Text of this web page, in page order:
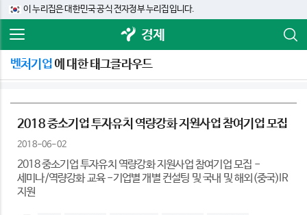
이 누리집은 대한민국 공식 전자정부 누리집입니다.
경제
벤처기업에 대한 태그클라우드
2018 중소기업 투자유치 역량강화 지원사업 참여기업 모집
2018-06-02
2018 중소기업 투자유치 역량강화 지원사업 참여기업 모집 -
세미나/역량강화 교육 -기업별 개별 컨설팅 및 국내 및 해외(중국)IR
지원